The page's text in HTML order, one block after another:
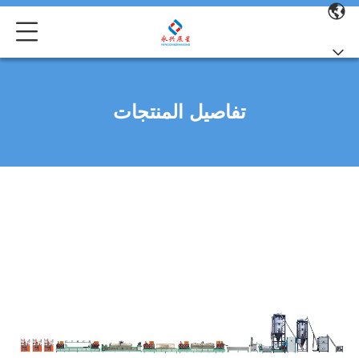
تفاصيل المنتجات